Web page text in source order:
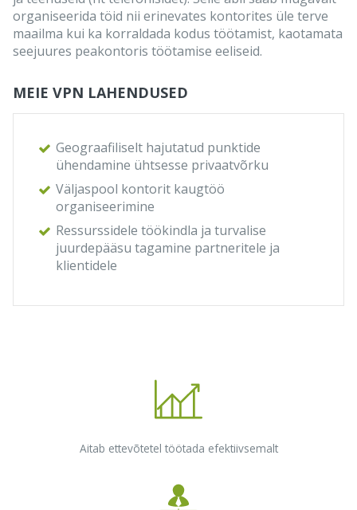
organiseerida töid nii erinevates kontorites üle terve
maailma kui ka korraldada kodus töötamist, kaotamata
seejuures peakontoris töötamise eeliseid.
MEIE VPN LAHENDUSED
Geograafiliselt hajutatud punktide
ühendamine ühtsesse privaatvõrku
Väljaspool kontorit kaugtöö
organiseerimine
Ressurssidele töökindla ja turvalise
juurdepääsu tagamine partneritele ja
klientidele
Aitab ettevõtetel töötada efektiivsemalt